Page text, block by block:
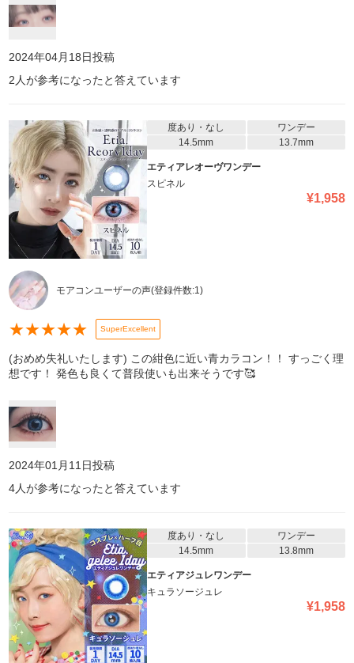
2024年04月18日投稿
2 人が参考になったと答えています
度あり・なし
ワンデー
14.5mm
13.7mm
エティアレオーヴワンデー
スピネル
¥1,958
モアコンユーザーの声(登録件数:1)
★★★★★ SuperExcellent
(おめめ失礼いたします) この紺色に近い青カラコン！！ すっごく理
想です！ 発色も良くて普段使いも出来そうです🥰
2024年01月11日投稿
4人が参考になったと答えています
度あり・なし
ワンデー
14.5mm
13.8mm
エティアジュレワンデー
キュラソージュレ
¥1,958